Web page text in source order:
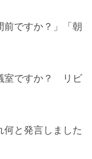
前ですか？」「朝
室ですか？ リビ
と発言しました